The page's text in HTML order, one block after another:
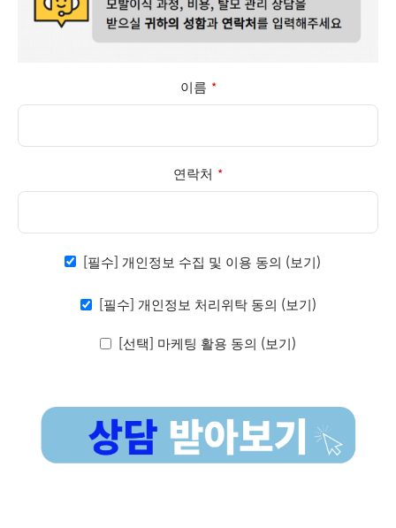
이름 *
연락처 *
[필수] 개인정보 수집 및 이용 동의 (보기)
[필수] 개인정보 처리위탁 동의 (보기)
[선택] 마케팅 활용 동의 (보기)